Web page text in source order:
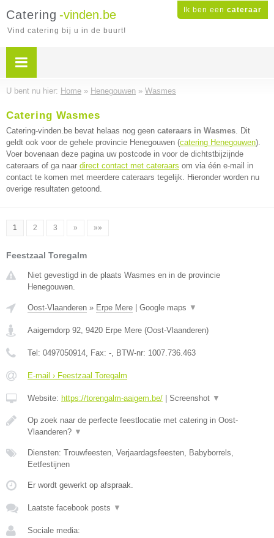
Ik ben een cateraar
Catering -vinden.be
Vind catering bij u in de buurt!
U bent nu hier: Home » Henegouwen » Wasmes
Catering Wasmes
Catering-vinden.be bevat helaas nog geen cateraars in Wasmes. Dit
geldt ook voor de gehele provincie Henegouwen (catering Henegouwen).
Voer bovenaan deze pagina uw postcode in voor de dichtstbijzijnde
cateraars of ga naar direct contact met cateraars om via één e-mail in
contact te komen met meerdere cateraars tegelijk. Hieronder worden nu
overige resultaten getoond.
1 2 3 » »»
Feestzaal Toregalm
Niet gevestigd in de plaats Wasmes en in de provincie
Henegouwen.
Oost-Vlaanderen » Erpe Mere Google maps ▼
Aaigemdorp 92, 9420 Erpe Mere (Oost-Vlaanderen)
Tel: 0497050914, Fax: -, BTW-nr: 1007.736.463
E-mail › Feestzaal Toregalm
Website: https://torengalm-aaigem.be/ Screenshot ▼
Op zoek naar de perfecte feestlocatie met catering in Oost-
Vlaanderen? ▼
Diensten: Trouwfeesten, Verjaardagsfeesten, Babyborrels,
Eetfestijnen
Er wordt gewerkt op afspraak.
Laatste facebook posts ▼
Sociale media: